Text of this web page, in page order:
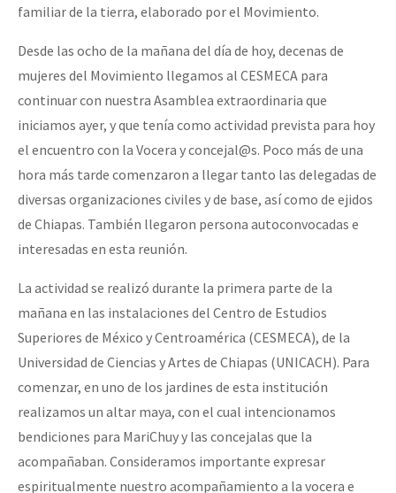
familiar de la tierra, elaborado por el Movimiento.
Desde las ocho de la mañana del día de hoy, decenas de
mujeres del Movimiento llegamos al CESMECA para
continuar con nuestra Asamblea extraordinaria que
iniciamos ayer, y que tenía como actividad prevista para hoy
el encuentro con la Vocera y concejal@s. Poco más de una
hora más tarde comenzaron a llegar tanto las delegadas de
diversas organizaciones civiles y de base, así como de ejidos
de Chiapas. También llegaron persona autoconvocadas e
interesadas en esta reunión.
La actividad se realizó durante la primera parte de la
mañana en las instalaciones del Centro de Estudios
Superiores de México y Centroamérica (CESMECA), de la
Universidad de Ciencias y Artes de Chiapas (UNICACH). Para
comenzar, en uno de los jardines de esta institución
realizamos un altar maya, con el cual intencionamos
bendiciones para MariChuy y las concejalas que la
acompañaban. Consideramos importante expresar
espiritualmente nuestro acompañamiento a la vocera e